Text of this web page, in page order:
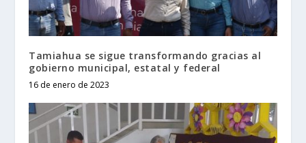
Tamiahua se sigue transformando gracias al
gobierno municipal, estatal y federal
16 de enero de 2023